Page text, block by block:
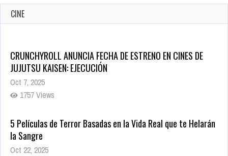
CINE
CRUNCHYROLL ANUNCIA FECHA DE ESTRENO EN CINES DE
JUJUTSU KAISEN: EJECUCIÓN
Oct 7, 2025
1757 Views
5 Películas de Terror Basadas en la Vida Real que te Helarán
la Sangre
Oct 22, 2025